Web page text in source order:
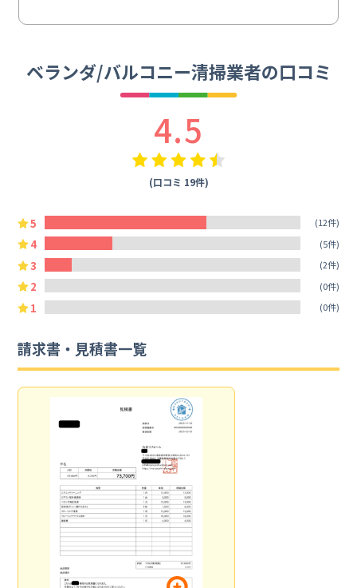
ベランダ/バルコニー清掃業者の口コミ
4.5
(口コミ 19件)
5 (12件)
4 (5件)
3 (2件)
2 (0件)
1 (0件)
請求書・見積書一覧